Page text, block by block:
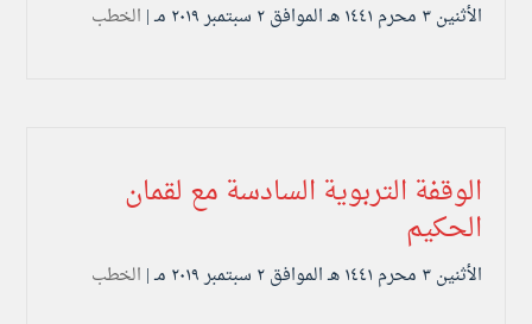
الأثنين ۳ محرم ۱٤٤۱ هـ الموافق ۲ سبتمبر ۲۰۱۹ مـ | الخطب
الوقفة التربوية السادسة مع لقمان
الحكيم
الأثنين ۳ محرم ۱٤٤۱ هـ الموافق ۲ سبتمبر ۲۰۱۹ مـ | الخطب